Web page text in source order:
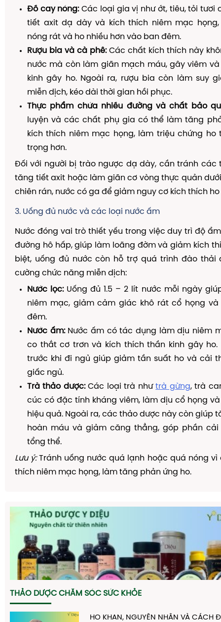
Đồ cay nóng:Các loại gia vị như ớt, tiêu, tỏi tươi
tiết axit dạ dày và kích thích niêm mạc
nóng rát và ho nhiều hơn vào ban đêm.
Rượu bia và cà phê:Các chất kích thích này
nước mà còn làm giãn mạch máu, gây viêm
kinh gây ho. Ngoài ra, rượu bia còn làm suy
miễn dịch, kéo dài thời gian hồi phục.
Thực phẩm chứa nhiều đường và chất bảo
luyện và các chất phụ gia có thể làm tăng
kích thích niêm mạc họng, làm triệu chứng ho
trọng hơn.
Đối với người bị trào ngược dạ dày, cần tránh các
tăng tiết axit hoặc làm giãn cơ vòng thực quản
chiên rán, nước có ga để giảm nguy cơ kích thích ho
3. Uống đủ nước và các loại nước ấm
Nước đóng vai trò thiết yếu trong việc duy trì độ
đường hô hấp, giúp làm loãng đờm và giảm kích
biệt, uống đủ nước còn hỗ trợ quá trình đào thải
cường chức năng miễn dịch:
Nước lọc:Uống đủ 1.5 – 2 lít nước mỗi ngày
niêm mạc, giảm cảm giác khô rát cổ họng và
đêm.
Nước ấm:Nước ấm có tác dụng làm dịu niêm
co thắt cơ trơn và kích thích thần kinh gây ho.
trước khi đi ngủ giúp giảm tần suất ho và cải
giấc ngủ.
Trà thảo dược:Các loại trà nhưtrà gừng, trà
cúc có đặc tính kháng viêm, làm dịu cổ họng
hiệu quả. Ngoài ra, các thảo dược này còn giúp
hoàn máu và giảm căng thẳng, góp phần cải
tổng thể.
Lưu ý:Tránh uống nước quá lạnh hoặc quá nóng vì
thích niêm mạc họng, làm tăng phản ứng ho.
THẢO DƯỢC CHĂM SÓC SỨC KHỎE
HO KHAN, NGUYÊN NHÂN VÀ CÁCH